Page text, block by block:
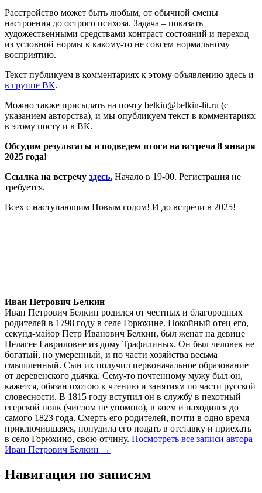
Расстройство может быть любым, от обычной смены
настроения до острого психоза. Задача – показать
художественными средствами контраст состояний и переход
из условной нормы к какому-то не совсем нормальному
восприятию.
Текст публикуем в комментариях к этому объявлению здесь и
в группе ВК.
Можно также присылать на почту belkin@belkin-lit.ru (с
указанием авторства), и мы опубликуем текст в комментариях
в этому посту и в ВК.
Обсудим результаты и подведем итоги на встреча 8 января
2025 года!
Ссылка на встречу здесь. Начало в 19-00. Регистрация не
требуется.
Всех с наступающим Новым годом! И до встречи в 2025!
Иван Петрович Белкин
Иван Петрович Белкин родился от честных и благородных
родителей в 1798 году в селе Горюхине. Покойный отец его,
секунд-майор Петр Иванович Белкин, был женат на девице
Пелагее Гавриловне из дому Трафилиных. Он был человек не
богатый, но умеренный, и по части хозяйства весьма
смышленный. Сын их получил первоначальное образование
от деревенского дьячка. Сему-то почтенному мужу был он,
кажется, обязан охотою к чтению и занятиям по части русской
словесности. В 1815 году вступил он в службу в пехотный
егерской полк (числом не упомню), в коем и находился до
самого 1823 года. Смерть его родителей, почти в одно время
приключившаяся, понудила его подать в отставку и приехать
в село Горюхино, свою отчину. Посмотреть все записи автора
Иван Петрович Белкин →
Навигация по записям